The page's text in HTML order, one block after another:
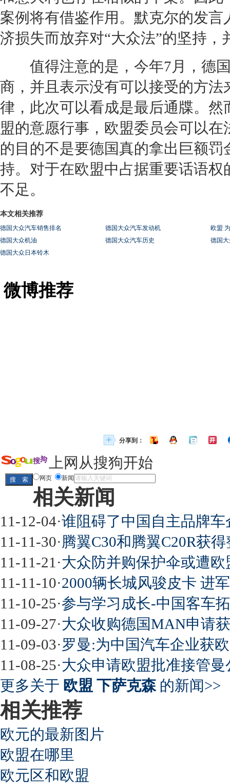
案例将有借鉴作用。默克尔的发
济损失而放弃对“大众法”的坚持，
值得注意的是，今年7月，德国
商，并且表示没有可以接受的方法
律，此次可以看成是最后通牒。
盟的意愿行事，欧盟委员会可以
的目的不是要德国真的拿出巨额罚
持。对于在欧盟中占据重要话语
不足。
本文相关推荐
德国大众汽车销售排名 德国大众汽车发动机
欧盟
德国大众机油
德国大众汽车历史
德国
德国大众日本铃木
微博推荐
分享到：
上网从搜狗开始
网页 新闻
相关新闻
11-12-04·谁阻碍了中国自主品牌车
11-11-30·腾翼C30和腾翼C20R获
11-11-21 ·大众防并购保护伞或遭
11-11-10·2000辆长城风骏皮卡 进
11-10-25·参与学习成长-中国客车
11-09-27·大众收购德国MAN申请
11-09-03·罗曼:为中国汽车企业获
11-08-25·大众申请欧盟批准接管
更多关于 欧盟 下萨克森 的新闻>>
相关推荐
欧元的最新图片
欧盟在哪里
欧元区和欧盟